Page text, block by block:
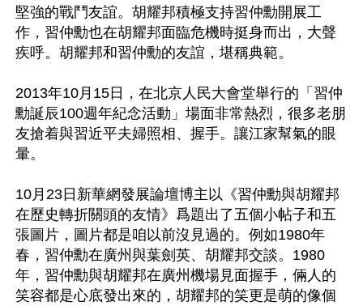
堅強的戰鬥友誼。胡耀邦積極支持習仲勳開展工
作，習仲勳也在胡耀邦面臨危機時挺身而出，大聲
疾呼。胡耀邦和習仲勳的友誼，堪稱典範。
2013年10月15日，在北京人民大會堂舉行的「習仲
勳誕辰100週年紀念活動」場面非常熱烈，很多老朋
友搶着與習近平夫婦照相、握手。讓江家幫氣的眼
暈。
10月23日新華網發展論壇博主以《習仲勳與胡耀邦
在歷史轉折關頭的友情》爲題出了五個小帖子和五
張圖片，圖片都是咱以前沒見過的。例如1980年
春，習仲勳在廣州與葉劍英、胡耀邦交談。1980
年，習仲勳與胡耀邦在廣州機場見面握手，倆人的
笑容都是心底發出來的，胡耀邦的笑更是萌的像個